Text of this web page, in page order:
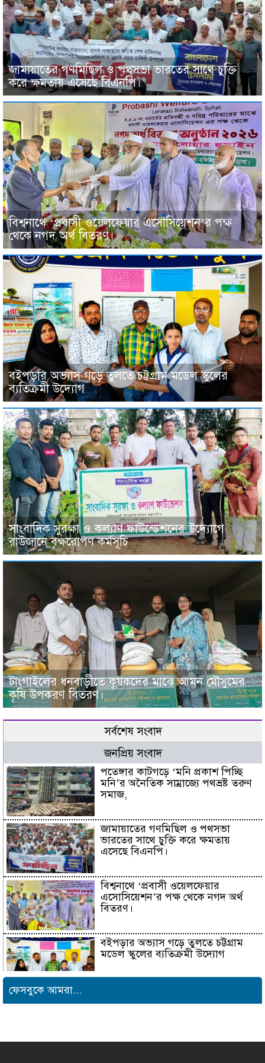
জামায়াতের গণমিছিল ও পথসভা ভারতের সাথে চুক্তি
করে ক্ষমতায় এসেছে বিএনপি।
বিশ্বনাথে ‘প্রবাসী ওয়েলফেয়ার এসোসিয়েশন’র পক্ষ
থেকে নগদ অর্থ বিতরণ।
বইপড়ার অভ্যাস গড়ে তুলতে চট্টগ্রাম মডেল স্কুলের
ব্যতিক্রমী উদ্যোগ
সাংবাদিক সুরক্ষা ও কল্যাণ ফাউন্ডেশনের উদ্যোগে
রাউজানে বৃক্ষরোপণ কর্মসূচি
টাংগাইলের ধনবাড়ীতে কৃষকদের মাঝে আমন মৌসুমের
কৃষি উপকরণ বিতরণ।
সর্বশেষ সংবাদ
জনপ্রিয় সংবাদ
পতেঙ্গার কাটগড়ে ‘মনি প্রকাশ পিচ্ছি
মনি’র অনৈতিক সাম্রাজ্যে পথভ্রষ্ট তরুণ
সমাজ,
জামায়াতের গণমিছিল ও পথসভা
ভারতের সাথে চুক্তি করে ক্ষমতায়
এসেছে বিএনপি।
বিশ্বনাথে ‘প্রবাসী ওয়েলফেয়ার
এসোসিয়েশন’র পক্ষ থেকে নগদ অর্থ
বিতরণ।
বইপড়ার অভ্যাস গড়ে তুলতে চট্টগ্রাম
মডেল স্কুলের ব্যতিক্রমী উদ্যোগ
ফেসবুকে আমরা...